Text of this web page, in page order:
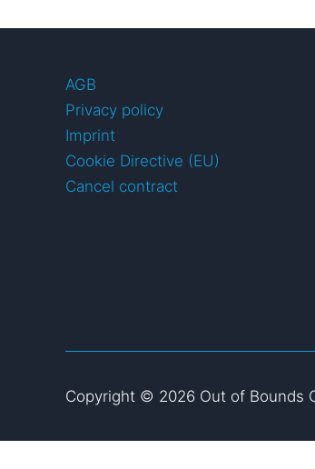
AGB
Privacy policy
Imprint
Cookie Directive (EU)
Cancel contract
Copyright © 2026 Out of Bounds